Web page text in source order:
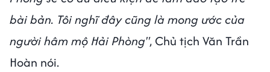
bài bản. Tôi nghĩ đây cũng là mong ước của
người hâm mộ Hải Phòng", Chủ tịch Văn Trần
Hoàn nói.